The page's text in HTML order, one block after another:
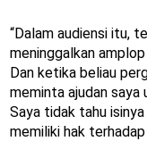
“Dalam audiensi itu,
meninggalkan
Dan ketika beliau
meminta ajudan
Saya tidak tahu
memiliki hak